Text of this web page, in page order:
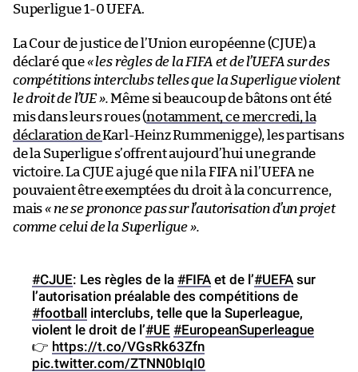
Superligue 1-0 UEFA.
La Cour de justice de l’Union européenne (CJUE) a
déclaré que« les règles de la FIFA et de l’UEFA sur des
compétitions interclubs telles que la Superligue violent
le droit de l’UE ».Même si beaucoup de bâtons ont été
mis dans leurs roues (notamment, ce mercredi, la
déclaration deKarl-Heinz Rummenigge), les partisans
de la Superligue s’offrent aujourd’hui une grande
victoire. La CJUE a jugé que ni la FIFA ni l’UEFA ne
pouvaient être exemptées du droit à la concurrence,
mais« ne se prononce pas sur l’autorisation d’un projet
comme celui de la Superligue ».
#CJUE: Les règles de la #FIFA et de l’#UEFA sur
l’autorisation préalable des compétitions de
#football interclubs, telle que la Superleague,
violent le droit de l’#UE #EuropeanSuperleague
👉 https://t.co/VGsRk63Zfn
pic.twitter.com/ZTNN0bIqI0